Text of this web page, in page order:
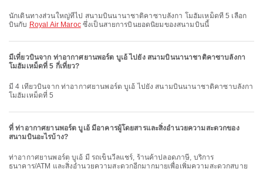
นักเดินทางส่วนใหญ่ที่ไป สนามบินนานาชาติคาซาบลังกา โมฮัมเหม็ดที่ 5 เลือก
บินกับ Royal Air Marocซึ่งเป็นสายการบินยอดนิยมของสนามบินนี้
มีเที่ยวบินจาก ท่าอากาศยานพอร์ต บูเอ้ ไปยัง สนามบินนานาชาติคาซาบลังกา
โมฮัมเหม็ดที่ 5 กี่เที่ยว?
มี 4 เที่ยวบินจาก ท่าอากาศยานพอร์ต บูเอ้ ไปยัง สนามบินนานาชาติคาซาบลังกา
โมฮัมเหม็ดที่ 5
ที่ ท่าอากาศยานพอร์ต บูเอ้ มีอาคารผู้โดยสารและสิ่งอำนวยความสะดวกของ
สนามบินอะไรบ้าง?
ท่าอากาศยานพอร์ต บูเอ้ มี รถเข็นวีลแชร์, ร้านค้าปลอดภาษี, บริการ
ธนาคาร/ATM และสิ่งอำนวยความสะดวกอีกมากมายเพื่อเพิ่มความสะดวกสบาย